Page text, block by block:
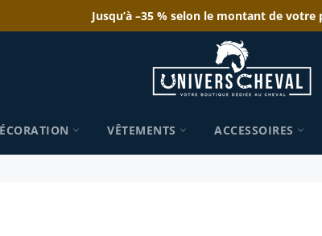
Jusqu’à –35 % selon le montant de votre
VÊTEMENTS ACCESSOIRES